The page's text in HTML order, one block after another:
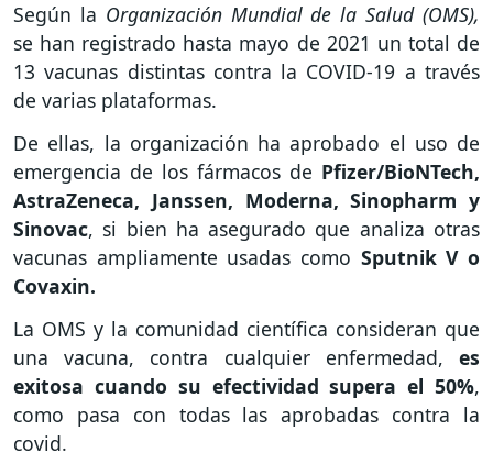
Según la Organización Mundial de la Salud (OMS),
se han registrado hasta mayo de 2021 un total de
13 vacunas distintas contra la COVID-19 a través
de varias plataformas.
De ellas, la organización ha aprobado el uso de
emergencia de los fármacos de Pfizer/BioNTech,
AstraZeneca, Janssen, Moderna, Sinopharm y
Sinovac, si bien ha asegurado que analiza otras
vacunas ampliamente usadas como Sputnik V o
Covaxin.
La OMS y la comunidad científica consideran que
una vacuna, contra cualquier enfermedad, es
exitosa cuando su efectividad supera el 50%,
como pasa con todas las aprobadas contra la
covid.